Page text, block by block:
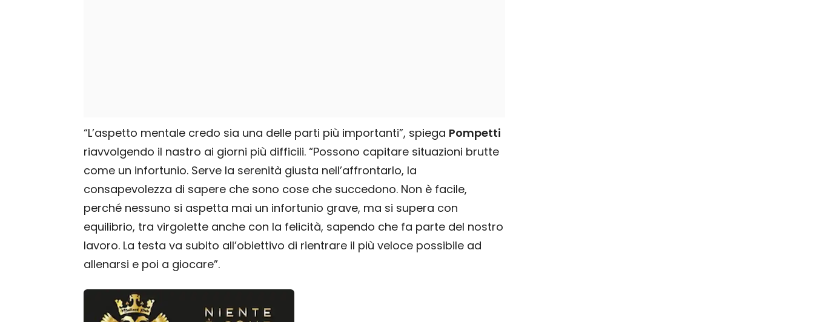
“L’aspetto mentale credo sia una delle parti più importanti”, spiega Pompetti
riavvolgendo il nastro ai giorni più difficili. “Possono capitare situazioni brutte
come un infortunio. Serve la serenità giusta nell’affrontarlo, la
consapevolezza di sapere che sono cose che succedono. Non è facile,
perché nessuno si aspetta mai un infortunio grave, ma si supera con
equilibrio, tra virgolette anche con la felicità, sapendo che fa parte del nostro
lavoro. La testa va subito all’obiettivo di rientrare il più veloce possibile ad
allenarsi e poi a giocare”.